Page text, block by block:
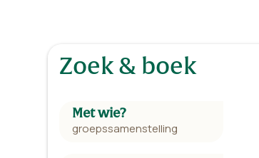
Zoek & boek
Met wie?